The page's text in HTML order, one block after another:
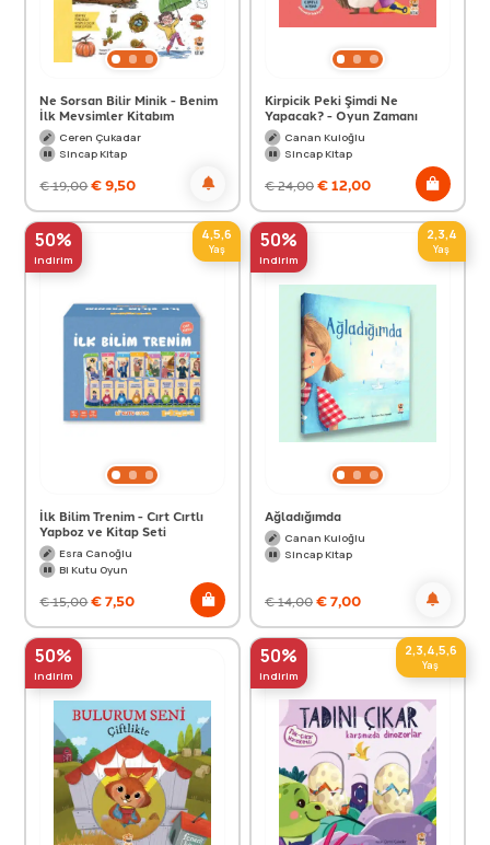
Ne Sorsan Bilir Minik - Benim
İlk Mevsimler Kitabım
Ceren Çukadar
Sincap Kitap
€19,00€9,50
Kirpicik Peki Şimdi Ne
Yapacak? - Oyun Zamanı
Canan Kuloğlu
Sincap Kitap
€24,00€12,00
50%
indirim
4,5,6
Yaş
İlk Bilim Trenim - Cırt Cırtlı
Yapboz ve Kitap Seti
Esra Canoğlu
Bi Kutu Oyun
€15,00€7,50
50%
indirim
2,3,4
Yaş
Ağladığımda
Canan Kuloğlu
Sincap Kitap
€14,00€7,00
50%
indirim
50%
indirim
2,3,4,5,6
Yaş